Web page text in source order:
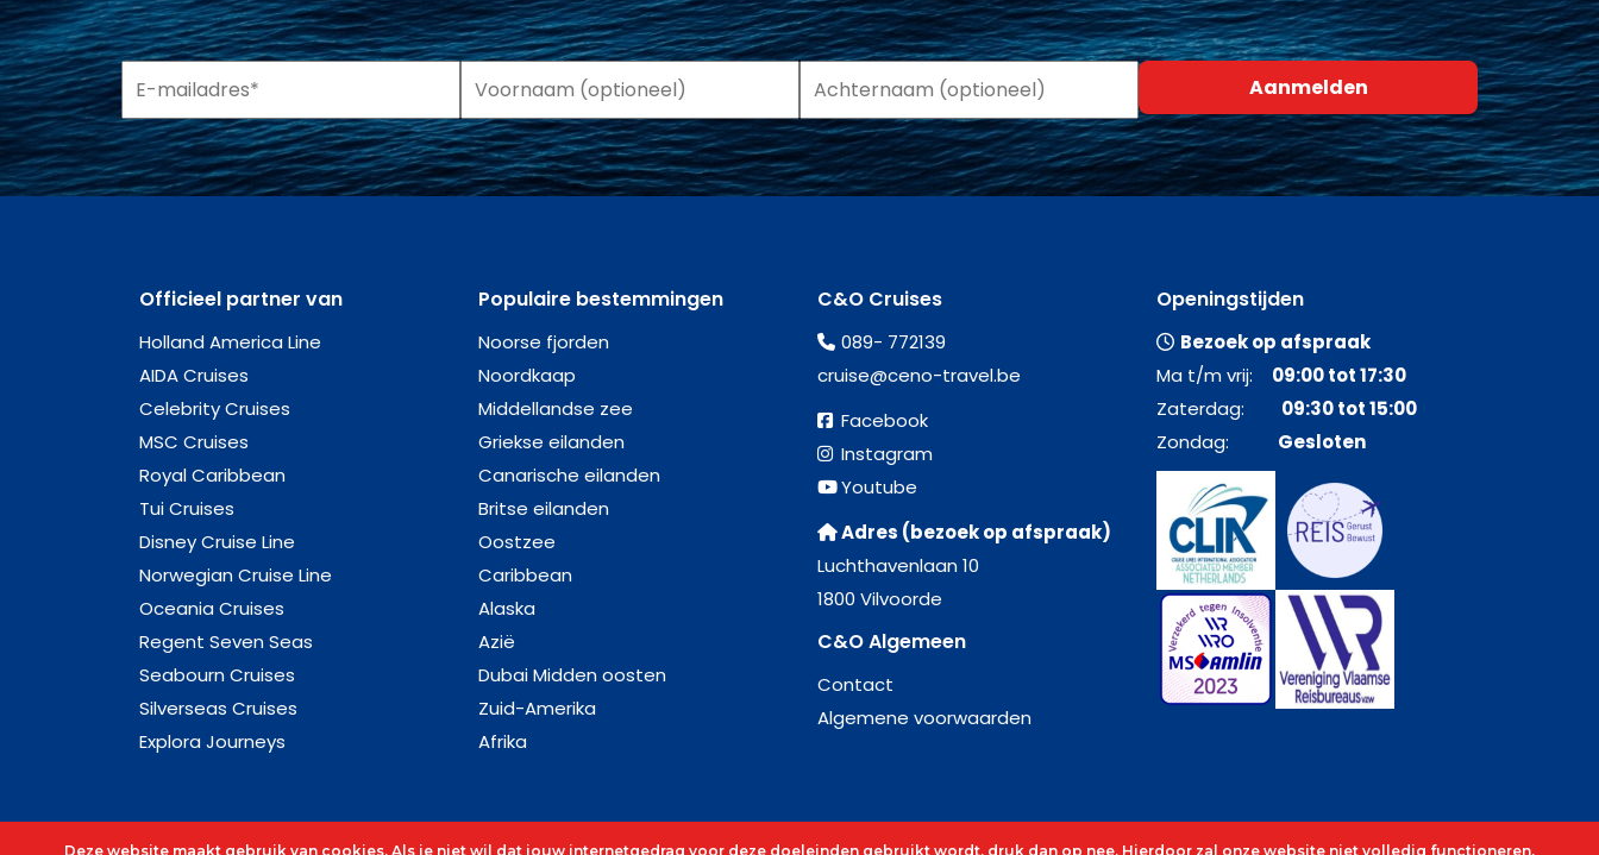
Officieel partner van
Holland America Line
AIDA Cruises
Celebrity Cruises
MSC Cruises
Royal Caribbean
Tui Cruises
Disney Cruise Line
Norwegian Cruise Line
Oceania Cruises
Regent Seven Seas
Seabourn Cruises
Silverseas Cruises
Explora Journeys
Populaire bestemmingen
Noorse fjorden
Noordkaap
Middellandse zee
Griekse eilanden
Canarische eilanden
Britse eilanden
Oostzee
Caribbean
Alaska
Azië
Dubai Midden oosten
Zuid-Amerika
Afrika
C&O Cruises
089- 772139
cruise@ceno-travel.be
Facebook
Instagram
Youtube
Adres (bezoek op afspraak)
Luchthavenlaan 10
1800 Vilvoorde
C&O Algemeen
Contact
Algemene voorwaarden
Openingstijden
Bezoek op afspraak
Ma t/m vrij: 09:00 tot 17:30
Zaterdag: 09:30 tot 15:00
Zondag: Gesloten
Deze website maakt gebruik van cookies. Als je niet wil dat jouw internetgedrag voor deze doeleinden gebruikt wordt, druk dan op nee. Hierdoor zal onze website niet volledig functioneren.